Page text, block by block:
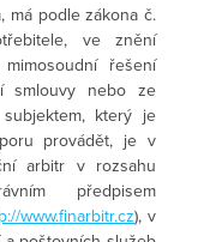
má podle zákona č.
ve znění
řešení
smlouvy nebo ze
který je
provádět, je v
arbitr v rozsahu
předpisem
www.finarbitr.cz), v